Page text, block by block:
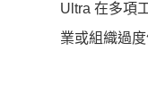
Ultra 在多項
業或組織過